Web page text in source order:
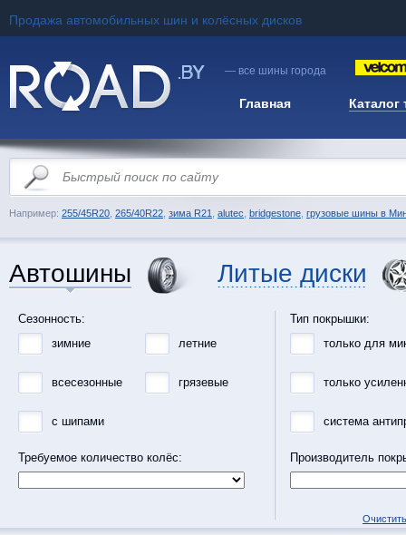
Продажа автомобильных шин и колёсных дисков
— все шины города
Главная Каталог
Например: 255/45R20 265/40R22 зима R21 alutec bridgestone грузовые шины в
Автошины Литые диски
Сезонность:
зимние
летние
всесезонные грязевые
с шипами
Требуемое количество колёс:
Тип покрышки:
только для
только
система
Производитель